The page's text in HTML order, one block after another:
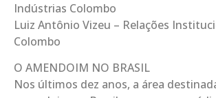
Indústrias Colombo
Luiz Antônio Vizeu – Relações
Colombo
O AMENDOIM NO BRASIL
Nos últimos dez anos, a área